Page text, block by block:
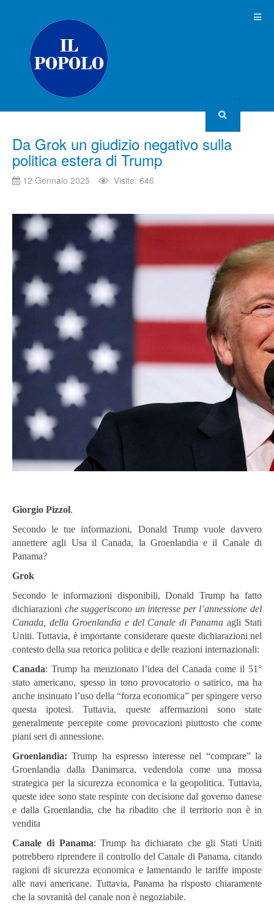
Da Grok un giudizio negativo sulla
politica estera di Trump
12 Gennaio 2025 Visite: 646
Giorgio Pizzol.
Secondo le tue informazioni, Donald Trump vuole davvero
annettere agli Usa il Canada, la Groenlandia e il Canale di
Panama?
Grok
Secondo le informazioni disponibili, Donald Trump ha fatto
dichiarazioni che suggeriscono un interesse per l’annessione del
Canada, della Groenlandia e del Canale di Panama agli Stati
Uniti. Tuttavia, è importante considerare queste dichiarazioni nel
contesto della sua retorica politica e delle reazioni internazionali:
Canada: Trump ha menzionato l’idea del Canada come il 51°
stato americano, spesso in tono provocatorio o satirico, ma ha
anche insinuato l’uso della “forza economica” per spingere verso
questa ipotesi. Tuttavia, queste affermazioni sono state
generalmente percepite come provocazioni piuttosto che come
piani seri di annessione.
Groenlandia: Trump ha espresso interesse nel “comprare” la
Groenlandia dalla Danimarca, vedendola come una mossa
strategica per la sicurezza economica e la geopolitica. Tuttavia,
queste idee sono state respinte con decisione dal governo danese
e dalla Groenlandia, che ha ribadito che il territorio non è in
vendita
Canale di Panama: Trump ha dichiarato che gli Stati Uniti
potrebbero riprendere il controllo del Canale di Panama, citando
ragioni di sicurezza economica e lamentando le tariffe imposte
alle navi americane. Tuttavia, Panama ha risposto chiaramente
che la sovranità del canale non è negoziabile.